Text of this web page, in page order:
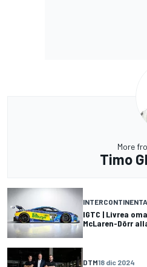
More
Timo
IGTC | Livrea
McLaren-Dörr
DTM18 dic 2024